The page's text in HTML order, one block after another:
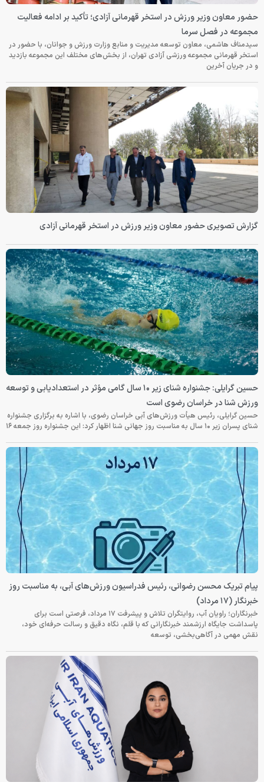
آزادی؛ تأکید بر ادامه فعالیت
وزارت ورزش و جوانان، با حضور در
از بخش‌های مختلف این مجموعه بازدید
در استخر قهرمانی آزادی
جشنواره شنای زیر ۱۰ سال گامی مؤثر در استعدادیابی و توسعه
رضوی، با اشاره به برگزاری جشنواره
ورزش‌های آبی، به مناسبت روز
خبرنگاران؛ راویان آب، روایتگران تلاش و پیشرفت ۱۷ مرداد، فرصتی است برای
نگاه دقیق و رسالت حرفه‌ای خود،